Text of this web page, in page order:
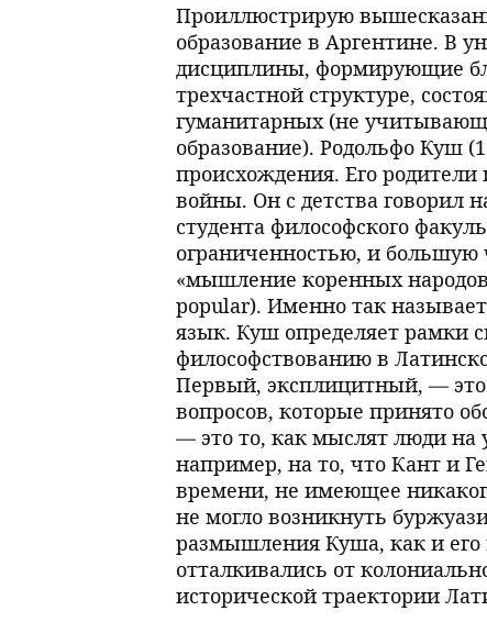
Проиллюстрирую
образование в Аргентине. В
дисциплины, формирующие
трехчастной структуре,
гуманитарных (не
образование). Родольфо Куш
происхождения. Его
войны. Он с детства говорил
студента философского
ограниченностью, и
«мышление коренных
popular). Именно так
язык. Куш определяет рамки
философствованию в
Первый, эксплицитный, — это
вопросов, которые принято
— это то, как мыслят люди на
например, на то, что Кант и
времени, не имеющее
не могло возникнуть
размышления Куша, как и его
отталкивались от
исторической траектории